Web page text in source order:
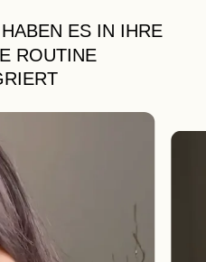
HABEN ES IN IHRE
ROUTINE